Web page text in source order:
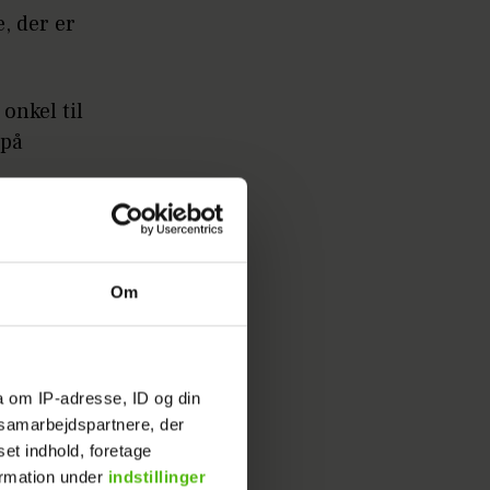
Om
IP-adresse, ID og din
der
indhold, foretage
under indstillinger
der er
onkel til
på ny.